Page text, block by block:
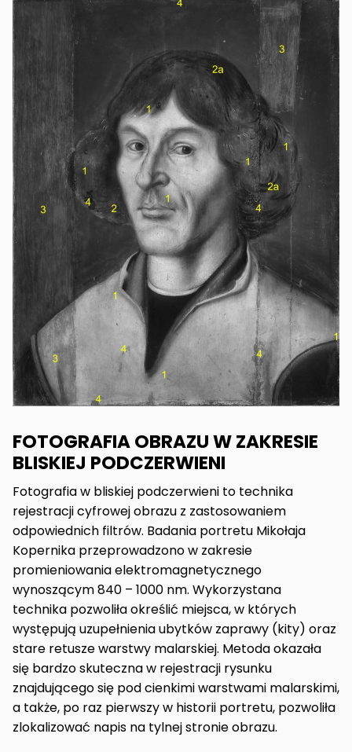
FOTOGRAFIA OBRAZU W ZAKRESIE
BLISKIEJ PODCZERWIENI
Fotografia w bliskiej podczerwieni to technika
rejestracji cyfrowej obrazu z zastosowaniem
odpowiednich filtrów. Badania portretu Mikołaja
Kopernika przeprowadzono w zakresie
promieniowania elektromagnetycznego
wynoszącym 840 – 1000 nm. Wykorzystana
technika pozwoliła określić miejsca, w których
występują uzupełnienia ubytków zaprawy (kity) oraz
stare retusze warstwy malarskiej. Metoda okazała
się bardzo skuteczna w rejestracji rysunku
znajdującego się pod cienkimi warstwami malarskimi,
a także, po raz pierwszy w historii portretu, pozwoliła
zlokalizować napis na tylnej stronie obrazu.